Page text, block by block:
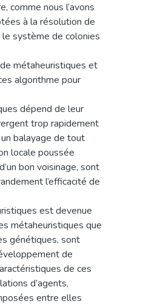
comme nous l’avons
à la résolution de
système de colonies
métaheuristiques et
algorithme pour
dépend de leur
trop rapidement
balayage de tout
locale poussée
bon voisinage, sont
l’efficacité de
est devenue
métaheuristiques que
génétiques, sont
de
de ces
d’agents,
entre elles